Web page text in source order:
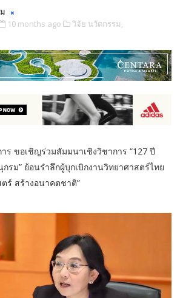
10 months ago วิจัย นวัตกรรม,
ร ขอเชิญร่วมสัมมนาเชิงวิชาการ “127 ปี
รม” ย้อนรำลึกผู้บุกเบิกงานวิทยาศาสตร์ไทย
ร์ สร้างอนาคตชาติ”